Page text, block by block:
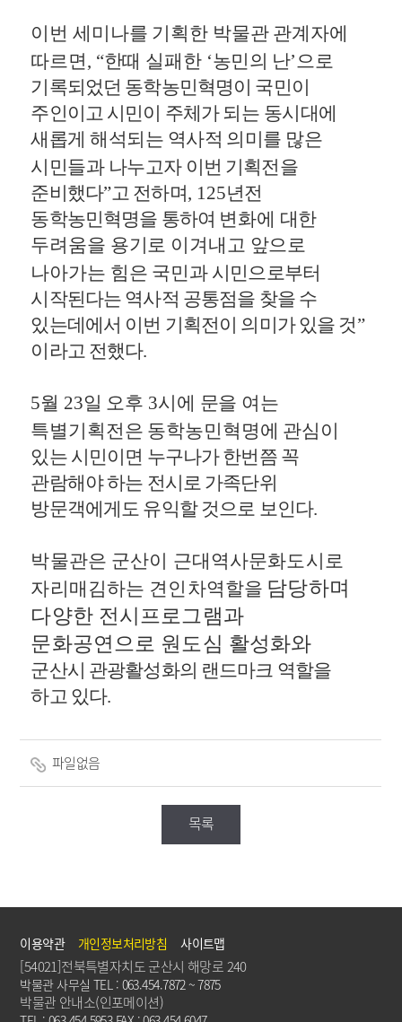
이번 세미나를 기획한 박물관 관계자에
따르면, “한때 실패한 ‘농민의 난’으로
기록되었던 동학농민혁명이 국민이
주인이고 시민이 주체가 되는 동시대에
새롭게 해석되는 역사적 의미를 많은
시민들과 나누고자 이번 기획전을
준비했다”고 전하며, 125년전
동학농민혁명을 통하여 변화에 대한
두려움을 용기로 이겨내고 앞으로
나아가는 힘은 국민과 시민으로부터
시작된다는 역사적 공통점을 찾을 수
있는데에서 이번 기획전이 의미가 있을 것”
이라고 전했다.
5월 23일 오후 3시에 문을 여는
특별기획전은 동학농민혁명에 관심이
있는 시민이면 누구나가 한번쯤 꼭
관람해야 하는 전시로 가족단위
방문객에게도 유익할 것으로 보인다.
박물관은 군산이 근대역사문화도시로
자리매김하는 견인차역할을 담당하며
다양한 전시프로그램과
문화공연으로 원도심 활성화와
군산시 관광활성화의 랜드마크 역할을
하고 있다.
파일없음
목록
이용약관 개인정보처리방침 사이트맵
[54021]전북특별자치도 군산시 해망로 240
박물관 사무실 TEL : 063.454.7872 ~ 7875
박물관 안내소(인포메이션)